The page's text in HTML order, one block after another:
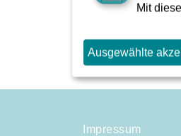
Impressum
Mit
Ausgewählte